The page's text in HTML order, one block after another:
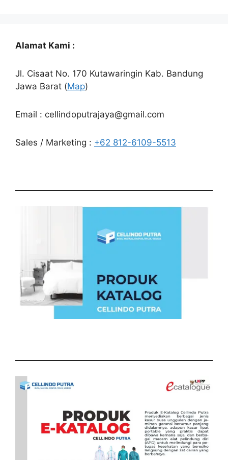
Alamat Kami :
Jl. Cisaat No. 170 Kutawaringin Kab. Bandung
Jawa Barat (Map)
Email : cellindoputrajaya@gmail.com
Sales / Marketing : +62 812-6109-5513